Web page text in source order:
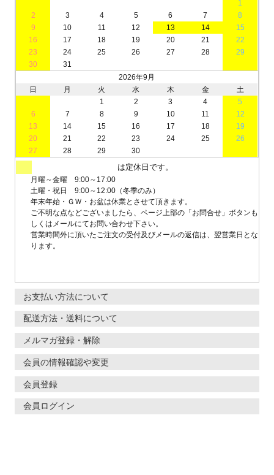
1
2
3 4 5 6 7
8
9
10 11 12 13 14
15
16
17 18 19 20 21
22
23
24 25 26 27 28
29
30
31
2026年9月
日
月 火 水 木 金
土
1
2 3 4
5
6
7 8 9 10 11
12
13
14 15 16 17 18
19
20
21 22 23 24 25
26
27
28 29 30
は定休日です。
月曜～金曜 9:00～17:00
土曜・祝日 9:00～12:00（冬季のみ）
年末年始・ＧＷ・お盆は休業とさせて頂きます。
ご不明な点などございましたら、ページ上部の「お問合せ」ボタンも
しくはメールにてお問い合わせ下さい。
営業時間外に頂いたご注文の受付及びメールの返信は、翌営業日とな
ります。
お支払い方法について
配送方法・送料について
メルマガ登録・解除
会員の情報確認や変更
会員登録
会員ログイン